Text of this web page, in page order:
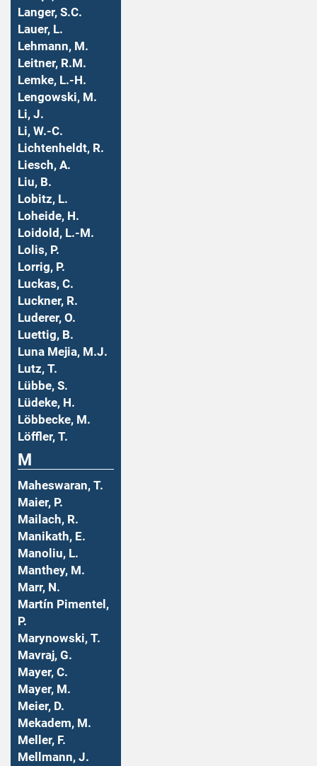
Langer, S.C.
Lauer, L.
Lehmann, M.
Leitner, R.M.
Lemke, L.-H.
Lengowski, M.
Li, J.
Li, W.-C.
Lichtenheldt, R.
Liesch, A.
Liu, B.
Lobitz, L.
Loheide, H.
Loidold, L.-M.
Lolis, P.
Lorrig, P.
Luckas, C.
Luckner, R.
Luderer, O.
Luettig, B.
Luna Mejia, M.J.
Lutz, T.
Lübbe, S.
Lüdeke, H.
Löbbecke, M.
Löffler, T.
M
Maheswaran, T.
Maier, P.
Mailach, R.
Manikath, E.
Manoliu, L.
Manthey, M.
Marr, N.
Martín Pimentel,
P.
Marynowski, T.
Mavraj, G.
Mayer, C.
Mayer, M.
Meier, D.
Mekadem, M.
Meller, F.
Mellmann, J.